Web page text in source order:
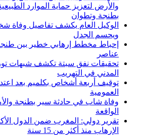
والأرض لتعزيز حماية الموارد
بطنجة وتطوان
الوكيل العام يكشف تفاصيل وفاة
ويحسم الجدل
عناصر
تحقيقات نفق سبتة تكشف شبهات
المدني في التهريب
توقيف أربعة أشخاص بكلميم بعد
العمومية
وفاة شاب في حادثة سير بطنجة
الواقعة
تقرير دولي: المغرب ضمن الدول
الإرهاب منذ أكثر من 15 سنة